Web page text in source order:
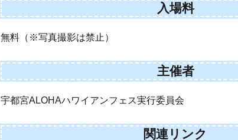
入場料
無料（※写真撮影は禁止）
主催者
宇都宮ALOHAハワイアンフェス実行委員会
関連リンク